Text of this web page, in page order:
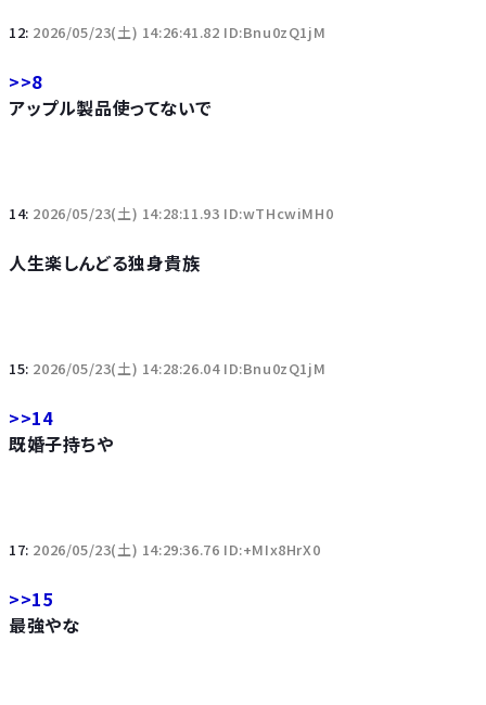
12: 2026/05/23(土) 14:26:41.82 ID:Bnu0zQ1jM
>>8
アップル製品使ってないで
14: 2026/05/23(土) 14:28:11.93 ID:wTHcwiMH0
人生楽しんどる独身貴族
15: 2026/05/23(土) 14:28:26.04 ID:Bnu0zQ1jM
>>14
既婚子持ちや
17: 2026/05/23(土) 14:29:36.76 ID:+MIx8HrX0
>>15
最強やな